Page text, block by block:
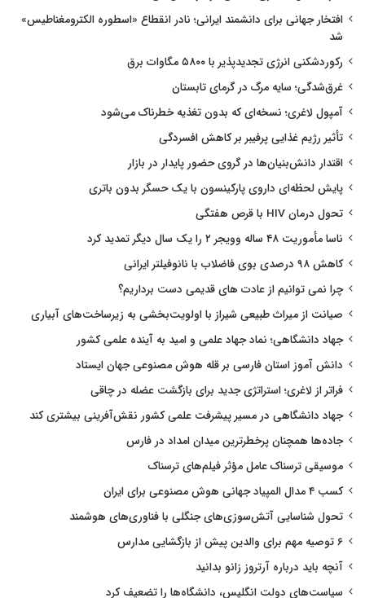
افتخار جهانی برای دانشمند ایرانی؛ نادر انقطاع «اسطوره الکترومغناطیس»
شد
رکوردشکنی انرژی تجدیدپذیر با ۵۸۰۰ مگاوات برق
غرق‌شدگی؛ سایه مرگ در گرمای تابستان
آمپول لاغری؛ نسخه‌ای که بدون تغذیه خطرناک می‌شود
تأثیر رژیم غذایی پرفیبر بر کاهش افسردگی
اقتدار دانش‌بنیان‌ها در گروی حضور پایدار در بازار
پایش لحظه‌ای داروی پارکینسون با یک حسگر بدون باتری
تحول درمان HIV با قرص هفتگی
ناسا مأموریت ۴۸ ساله وویجر ۲ را یک سال دیگر تمدید کرد
کاهش ۹۸ درصدی بوی فاضلاب با نانوفیلتر ایرانی
چرا نمی توانیم از عادت های قدیمی دست برداریم؟
صیانت از میراث طبیعی شیراز با اولویت‌بخشی به زیرساخت‌های آبیاری
جهاد دانشگاهی؛ نماد جهاد علمی و امید به آینده علمی کشور
دانش آموز استان فارسی بر قله هوش مصنوعی جهان ایستاد
فراتر از لاغری؛ استراتژی جدید برای بازگشت عضله در چاقی
جهاد دانشگاهی در مسیر پیشرفت علمی کشور نقش‌آفرینی بیشتری کند
جاده‌ها همچنان پرخطرترین میدان امداد در فارس
موسیقی ترسناک عامل مؤثر فیلم‌های ترسناک
کسب ۴ مدال المپیاد جهانی هوش مصنوعی برای ایران
تحول شناسایی آتش‌سوزی‌های جنگلی با فناوری‌های هوشمند
۶ توصیه مهم برای والدین پیش از بازگشایی مدارس
آنچه باید درباره آرتروز زانو بدانید
سیاست‌های دولت انگلیس، دانشگاه‌ها را تضعیف کرد